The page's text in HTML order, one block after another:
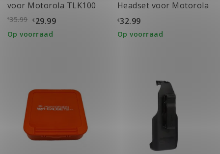
voor Motorola TLK100
& TLK110
€35.99 €29.99
Op voorraad
Headset voor Motorola
TLK100 & TLK110
€32.99
Op voorraad